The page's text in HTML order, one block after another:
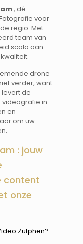
, dé
voor
regio. Met
team van
scala aan
drone
verder, want
levert de
videografie in
en
om uw
: jouw
content
onze
Zutphen?